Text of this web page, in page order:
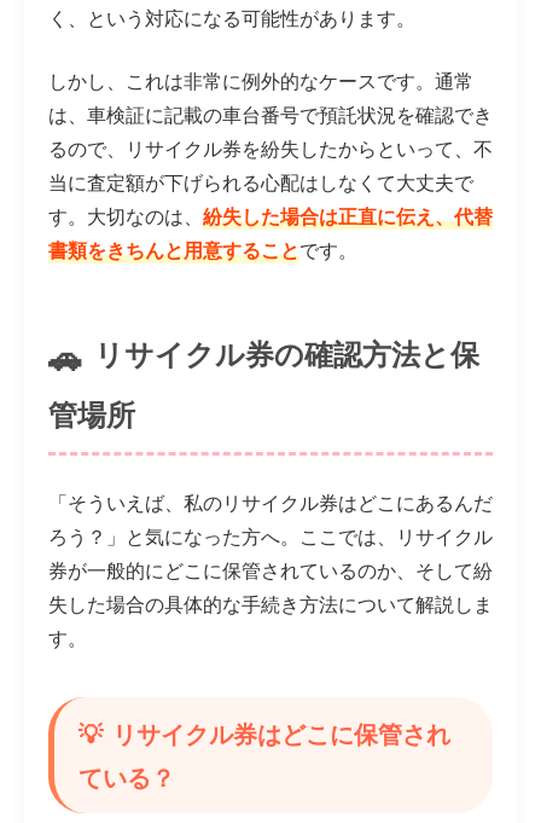
く、という対応になる可能性があります。
しかし、これは非常に例外的なケースです。通常
は、車検証に記載の車台番号で預託状況を確認でき
るので、リサイクル券を紛失したからといって、不
当に査定額が下げられる心配はしなくて大丈夫で
す。大切なのは、 紛失した場合は正直に伝え、代替
書類をきちんと用意することです。
リサイクル券の確認方法と保
管場所
「そういえば、私のリサイクル券はどこにあるんだ
ろう？」と気になった方へ。ここでは、リサイクル
券が一般的にどこに保管されているのか、そして紛
失した場合の具体的な手続き方法について解説しま
す。
リサイクル券はどこに保管され
ている？